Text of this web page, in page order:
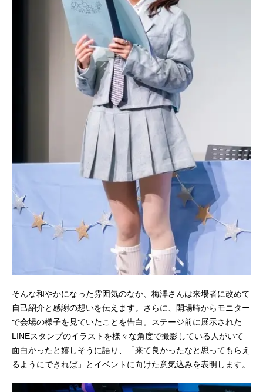
そんな和やかになった雰囲気のなか、梅澤さんは来場者に改めて
自己紹介と感謝の想いを伝えます。さらに、開場時からモニター
で会場の様子を見ていたことを告白。ステージ前に展示された
LINEスタンプのイラストを様々な角度で撮影している人がいて
面白かったと嬉しそうに語り、「来て良かったなと思ってもらえ
るようにできれば」とイベントに向けた意気込みを表明します。